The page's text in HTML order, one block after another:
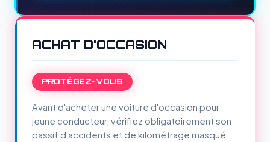
ACHAT D'OCCASION
PROTÉGEZ-VOUS
Avant d'acheter une voiture d'occasion pour
jeune conducteur, vérifiez obligatoirement son
passif d'accidents et de kilométrage masqué.